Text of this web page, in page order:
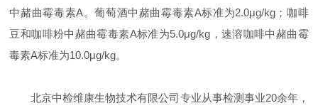
中赭曲霉毒素A。葡萄酒中赭曲霉毒素A标准为2.0μg/kg；咖啡
豆和咖啡粉中赭曲霉毒素A标准为5.0μg/kg，速溶咖啡中赭曲霉
毒素A标准为10.0μg/kg。
北京中检维康生物技术有限公司专业从事检测事业20余年，